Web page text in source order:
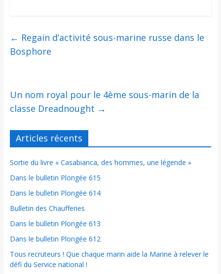
← Regain d’activité sous-marine russe dans le
Bosphore
Un nom royal pour le 4ème sous-marin de la
classe Dreadnought →
Articles récents
Sortie du livre « Casabianca, des hommes, une légende »
Dans le bulletin Plongée 615
Dans le bulletin Plongée 614
Bulletin des Chaufferies
Dans le bulletin Plongée 613
Dans le bulletin Plongée 612
Tous recruteurs ! Que chaque marin aide la Marine à relever le
défi du Service national !